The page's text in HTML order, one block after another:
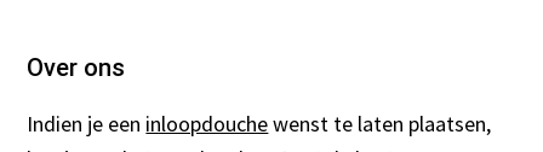
Footer
Over ons
Indien je een inloopdouchewenst te laten plaatsen,